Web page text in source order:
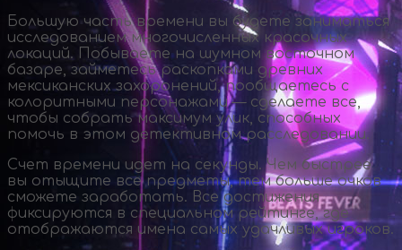
Большую часть времени вы будете заниматься
исследованием многочисленных красочных
локаций. Побываете на шумном восточном
базаре, займетесь раскопками древних
мексиканских захоронений, пообщаетесь с
колоритными персонажами — сделаете все,
чтобы собрать максимум улик, способных
помочь в этом детективном расследовании.
Счет времени идет на секунды. Чем быстрее
вы отыщите все предметы, тем больше очков
сможете заработать. Все достижения
фиксируются в специальном рейтинге, где
отображаются имена самых удачливых игроков.